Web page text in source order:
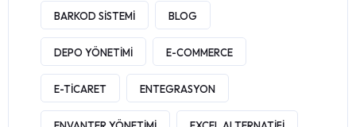
BARKOD SISTEMI BLOG
DEPO YÖNETIMI E-COMMERCE
E-TICARET ENTEGRASYON